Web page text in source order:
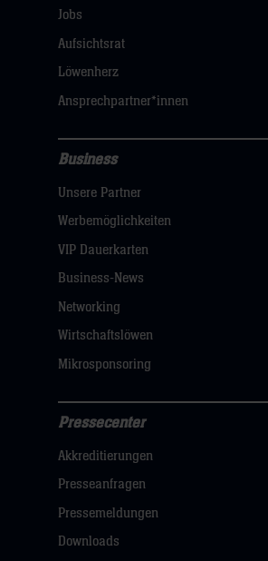
öffnen,
hier
Jobs
Aufsichtsrat
Löwenherz
Ansprechpartner*innen
Navigation
öffnen,
dann
klicken
Business
Unsere Partner
Werbemöglichkeiten
VIP Dauerkarten
Business-News
Networking
Wirtschaftslöwen
Mikrosponsoring
Navigation
öffnen,
dann
klicken
Pressecenter
Akkreditierungen
Presseanfragen
Pressemeldungen
Downloads